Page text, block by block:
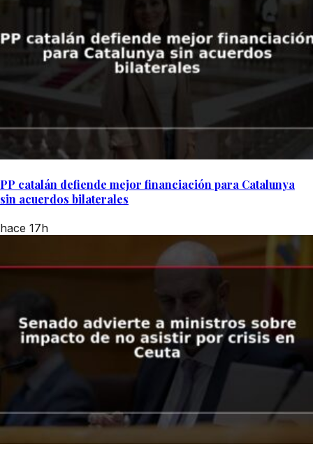
PP catalán defiende mejor financiación para Catalunya
sin acuerdos bilaterales
hace 17h